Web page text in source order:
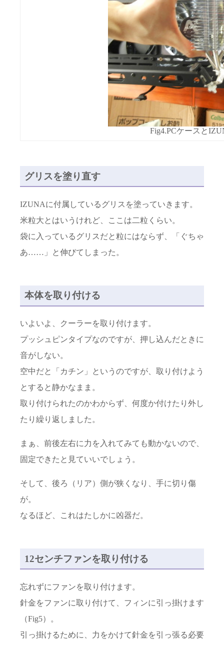
Fig4.PCケースと
グリスを塗り直す
IZUNAに付属しているグリスを塗っていきます。
米粒大とはいうけれど、ここは二粒くらい。
袋に入っているグリスだと粒にはならず、「ぐちゃ
あ……」と伸びてしまった。
本体を取り付ける
いよいよ、クーラーを取り付けます。
プッシュピンタイプなのですが、押し込んだときに
音がしない。
空中だと「カチン」というのですが、取り付けよう
とすると静かなまま。
取り付けられたのかわからず、何度か付けたり外し
たり繰り返しました。
まぁ、前後左右に力を入れてみても動かないので、
固定できたと見ていいでしょう。
そして、後ろ（リア）側が狭くなり、手に切り傷
が。
なるほど、これはたしかに凶器だ。
12センチファンを取り付ける
忘れずにファンを取り付けます。
針金をファンに取り付けて、フィンに引っ掛けます
（Fig5）。
引っ掛けるために、力をかけて針金を引っ張る必要